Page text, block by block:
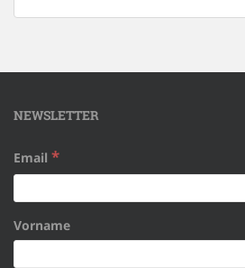
NEWSLETTER
Email *
Vorname